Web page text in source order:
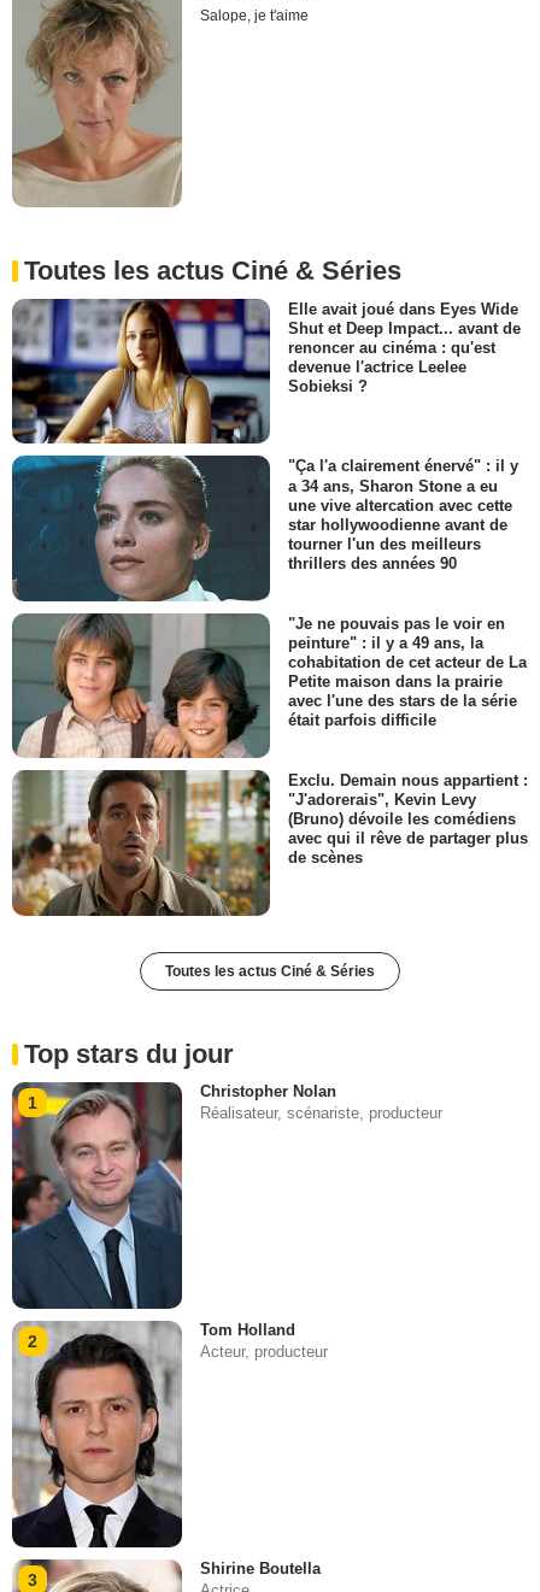
Salope, je t'aime
Toutes les actus Ciné & Séries
Elle avait joué dans Eyes Wide
Shut et Deep Impact... avant de
renoncer au cinéma : qu'est
devenue l'actrice Leelee
Sobieksi ?
"Ça l'a clairement énervé" : il y
a 34 ans, Sharon Stone a eu
une vive altercation avec cette
star hollywoodienne avant de
tourner l'un des meilleurs
thrillers des années 90
"Je ne pouvais pas le voir en
peinture" : il y a 49 ans, la
cohabitation de cet acteur de La
Petite maison dans la prairie
avec l'une des stars de la série
était parfois difficile
Exclu. Demain nous appartient :
"J'adorerais", Kevin Levy
(Bruno) dévoile les comédiens
avec qui il rêve de partager plus
de scènes
Toutes les actus Ciné & Séries
Top stars du jour
1
Christopher Nolan
Réalisateur, scénariste, producteur
2
Tom Holland
Acteur, producteur
3
Shirine Boutella